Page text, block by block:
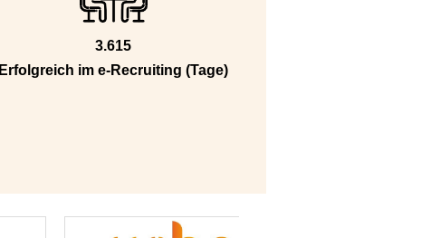
3.615
Erfolgreich im e-Recruiting (Tage)